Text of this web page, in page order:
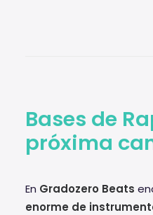
Bases de
próxima
En Gradozero Beats
enorme de